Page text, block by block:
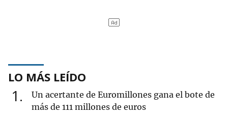
LO MÁS LEÍDO
1
Un acertante de Euromillones gana el bote de
más de 111 millones de euros